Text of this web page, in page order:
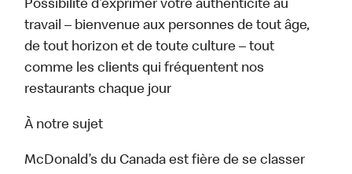
Possibilité d’exprimer votre authenticité au
travail – bienvenue aux personnes de tout âge,
de tout horizon et de toute culture – tout
comme les clients qui fréquentent nos
restaurants chaque jour
À notre sujet
McDonald’s du Canada est fière de se classer